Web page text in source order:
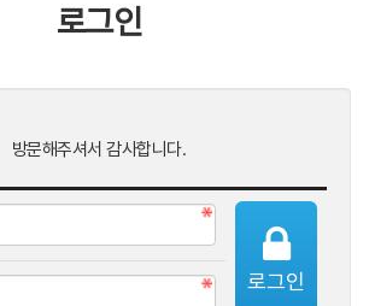
로그인
방문해주셔서 감사합니다.
로그인